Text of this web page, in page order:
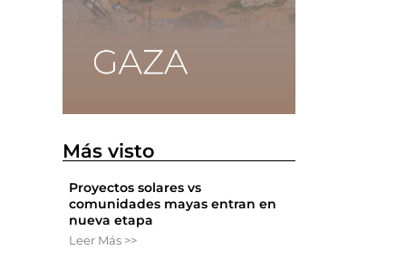
Más visto
Proyectos solares vs
comunidades mayas entran en
nueva etapa
Leer Más >>